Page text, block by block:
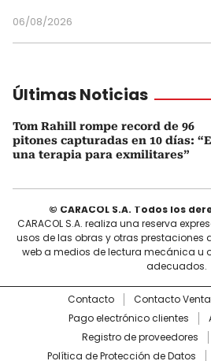
06/08/2026
Últimas Noticias
Tom Rahill rompe record de 96
pitones capturadas en 10 días:
una terapia para exmilitares”
© CARACOL S.A. Todos los
CARACOL S.A. realiza una reserva
usos de las obras y otras prestaciones
web a medios de lectura mecánica u
adecuados.
Contacto Contacto
Pago electrónico clientes
Registro de proveedores
Política de Protección de Datos